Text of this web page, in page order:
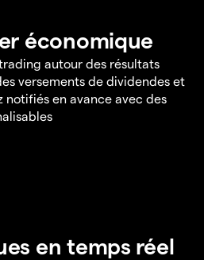
économique
autour des résultats
versements de dividendes et
notifiés en avance avec des
en temps réel